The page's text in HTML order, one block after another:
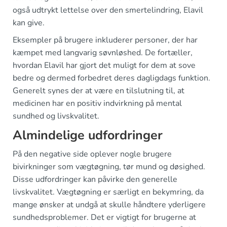
også udtrykt lettelse over den smertelindring, Elavil
kan give.
Eksempler på brugere inkluderer personer, der har
kæmpet med langvarig søvnløshed. De fortæller,
hvordan Elavil har gjort det muligt for dem at sove
bedre og dermed forbedret deres dagligdags funktion.
Generelt synes der at være en tilslutning til, at
medicinen har en positiv indvirkning på mental
sundhed og livskvalitet.
Almindelige udfordringer
På den negative side oplever nogle brugere
bivirkninger som vægtøgning, tør mund og døsighed.
Disse udfordringer kan påvirke den generelle
livskvalitet. Vægtøgning er særligt en bekymring, da
mange ønsker at undgå at skulle håndtere yderligere
sundhedsproblemer. Det er vigtigt for brugerne at